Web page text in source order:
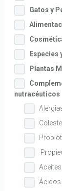
Gatos y
Especies
Plantas
nutracéuticos